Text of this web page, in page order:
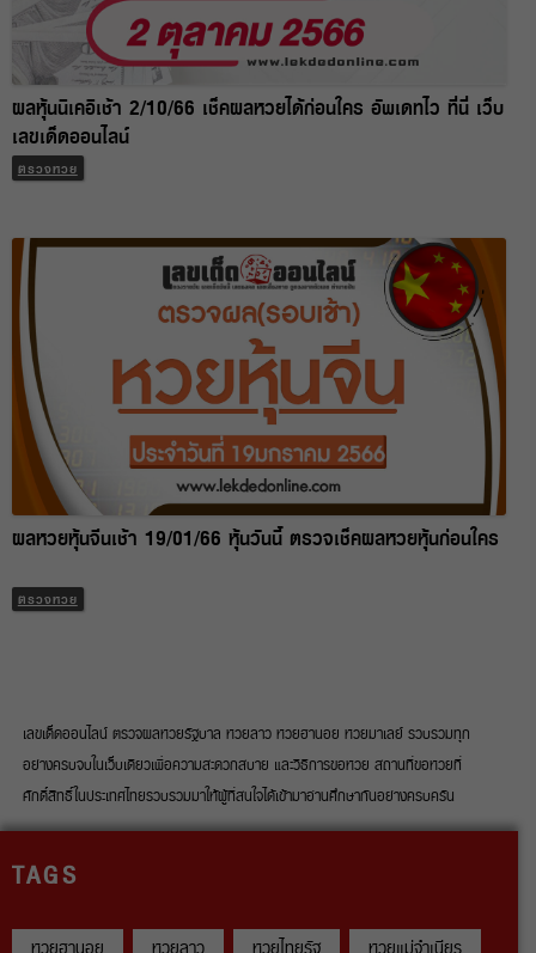
ผลหุ้นนิเคอิเช้า 2/10/66 เช็คผลหวยได้ก่อนใคร อัพเดทไว ที่นี่ เว็บ
เลขเด็ดออนไลน์
ตรวจหวย
ผลหวยหุ้นจีนเช้า 19/01/66 หุ้นวันนี้ ตรวจเช็คผลหวยหุ้นก่อนใคร
ตรวจหวย
เลขเด็ดออนไลน์ ตรวจผลหวยรัฐบาล หวยลาว หวยฮานอย หวยมาเลย์ รวบรวมทุก
อย่างครบจบในเว็บเดียวเพื่อความสะดวกสบาย และวิธีการขอหวย สถานที่ขอหวยที่
ศักดิ์สิทธิ์ในประเทศไทยรวบรวมมาให้ผู้ที่สนใจได้เข้ามาอ่านศึกษากันอย่างครบครัน
TAGS